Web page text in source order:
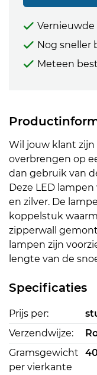
Wil jouw klant
overbrengen op
dan gebruik van
Deze LED lampen
en zilver. De
koppelstuk
zipperwall
lampen zijn
lengte van de
Specificaties
Prijs per:
Verzendwijze:
Gramsgewicht
per vierkante
Vernieuwde
Nog sneller
Meteen